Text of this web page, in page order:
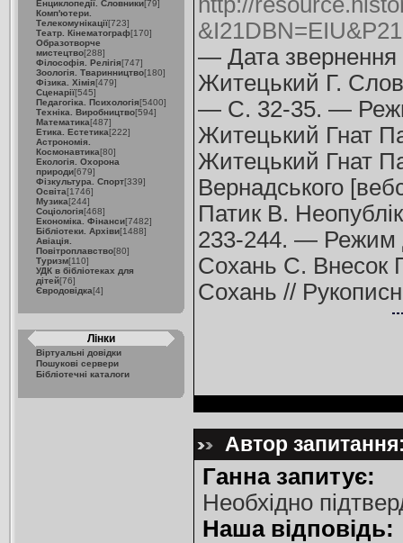
Енциклопедії. Словники[79]
Комп'ютери.
Телекомунікації[723]
Театр. Кінематограф[170]
Образотворче
мистецтво[288]
Філософія. Релігія[747]
Зоологія. Тваринництво[180]
Фізика. Хімія[479]
Сценарії[545]
Педагогіка. Психологія[5400]
Техніка. Виробництво[594]
Математика[487]
Етика. Естетика[222]
Астрономія.
Космонавтика[80]
Екологія. Охорона
природи[679]
Фізкультура. Спорт[339]
Освіта[1746]
Музика[244]
Соціологія[468]
Економіка. Фінанси[7482]
Бібліотеки. Архіви[1488]
Авіація.
Повітроплавство[80]
Туризм[110]
УДК в бібліотеках для
дітей[76]
Євродовідка[4]
Лінки
Віртуальні довідки
Пошукові сервери
Бібліотечні каталоги
— Дата звернення
Житецький Г.
— С. 32-35. —
Житецький Гнат
Житецький Гнат
Вернадського
Патик В.
233-244. — Режим
Сохань С. Внесок
Сохань //
Автор
Ганна запитує:
Необхідно
Наша відповідь: